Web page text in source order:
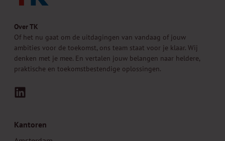
Over TK
Of het nu gaat om de uitdagingen van vandaag of jouw
ambities voor de toekomst, ons team staat voor je klaar. Wij
denken met je mee. En vertalen jouw belangen naar heldere,
praktische en toekomstbestendige oplossingen.
Kantoren